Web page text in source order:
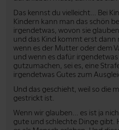
Das kennst du vielleicht... Bei
Kindern kann man das schön
irgendetwas, wovon sie
und das Kind kommt erst dann
wenn es der Mutter oder dem
und wenn es dafür
gutzumachen, sei es, eine
irgendetwas Gutes zum
Und das geschieht, weil so die
gestrickt ist.
Wenn wir glauben... es ist ja
gute und schlechte Dinge gibt.